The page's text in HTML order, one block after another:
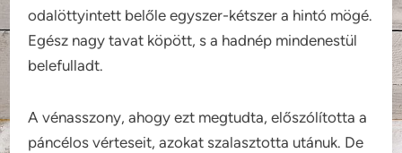
odalöttyintett belőle egyszer-kétszer a hintó mögé.
Egész nagy tavat köpött, s a hadnép mindenestül
belefulladt.
A vénasszony, ahogy ezt megtudta, előszólította a
páncélos vérteseit, azokat szalasztotta utánuk. De